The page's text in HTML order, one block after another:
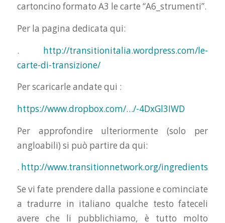
cartoncino formato A3 le carte “A6_strumenti”.
Per la pagina dedicata qui:
. http://transitionitalia.wordpress.com/le-
carte-di-transizione/
Per scaricarle andate qui :
https://www.dropbox.com/…/-4DxGl3IWD
Per approfondire ulteriormente (solo per
angloabili) si può partire da qui:
. http://www.transitionnetwork.org/ingredients
Se vi fate prendere dalla passione e cominciate
a tradurre in italiano qualche testo fateceli
avere che li pubblichiamo, è tutto molto